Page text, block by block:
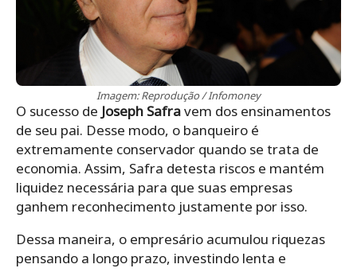
Imagem: Reprodução / Infomoney
O sucesso de Joseph Safravem dos ensinamentos
de seu pai. Desse modo, o banqueiro é
extremamente conservador quando se trata de
economia. Assim, Safra detesta riscos e mantém
liquidez necessária para que suas empresas
ganhem reconhecimento justamente por isso.
Dessa maneira, o empresário acumulou riquezas
pensando a longo prazo, investindo lenta e